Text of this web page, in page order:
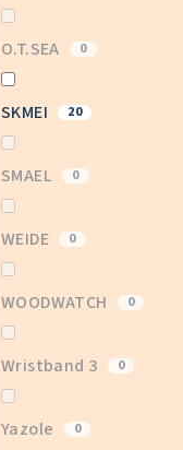
O.T.SEA 0
SKMEI 20
SMAEL 0
WEIDE 0
WOODWATCH 0
Wristband 3 0
Yazole 0